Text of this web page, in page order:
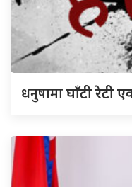
धनुषामाघाँटी रेटी